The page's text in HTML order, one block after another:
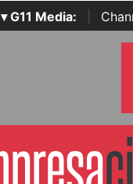
▾ G11 Media: